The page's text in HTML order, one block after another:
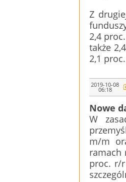
Z
2,4
także
2,1
2019-10-08
06:18
Nowe
W
m/m
ramach
proc. r/